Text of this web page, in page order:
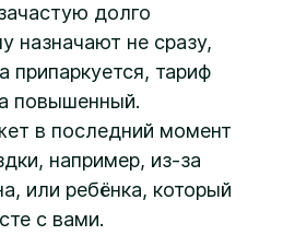
долго
назначают не сразу,
припаркуется, тариф
повышенный.
в последний момент
например, из-за
или ребёнка, который
с вами.